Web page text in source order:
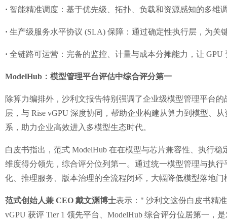
· 智能精准调度：基于优先级、拓扑、负载和资源感知的多维
· 生产级服务水平协议 (SLA) 保障：通过确定性执行层，为关
· 全链路可运营：完备的监控、计量与成本分摊能力，让
ModelHub：模型管理平台评估中综合评分第一
除算力编排外，沙利文报告特别强调了企业级模型管理平台
层，与 Rise vGPU 深度协同，帮助企业构建从算力到模型、
系，助力企业高效进入多模型生态时代。
白皮书指出，范式 ModelHub 在在模型与芯片兼容性、执行
维度得分领先，综合评分位列第一。通过统一模型管理与执
化、推理服务、版本治理的全流程闭环，大幅降低模型落地
范式创始人兼 CEO 戴文渊博士表示：" 沙利文这份白皮书精
vGPU 获评 Tier 1 领先平台、ModelHub 综合评分位居第一，